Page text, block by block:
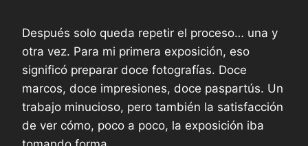
Después solo queda repetir el proceso… una y
otra vez. Para mi primera exposición, eso
significó preparar doce fotografías. Doce
marcos, doce impresiones, doce paspartús. Un
trabajo minucioso, pero también la satisfacción
de ver cómo, poco a poco, la exposición iba